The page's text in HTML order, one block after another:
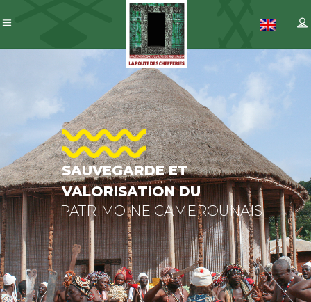
SAUVEGARDE
ET
VALORISATION
DU